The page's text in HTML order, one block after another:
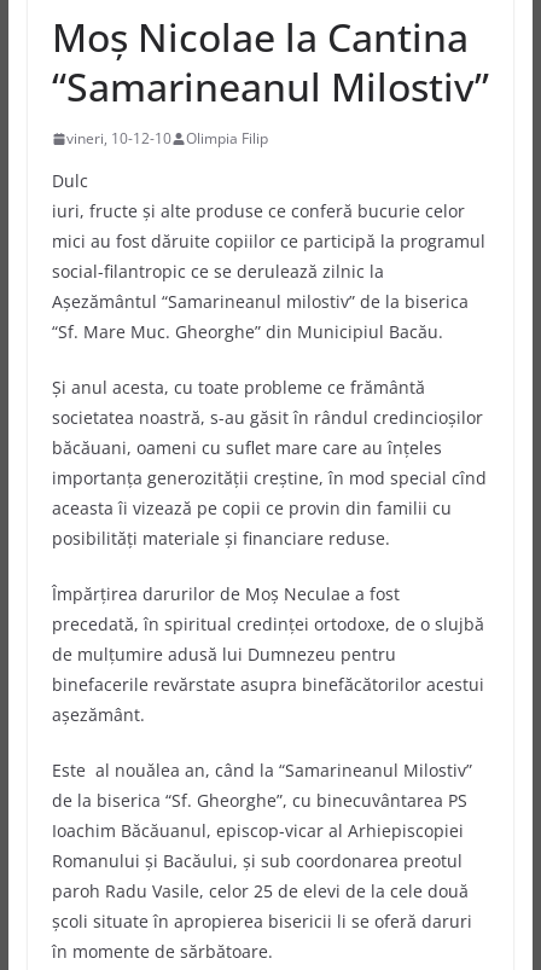
Moş Nicolae la Cantina
“Samarineanul Milostiv”
vineri, 10-12-10 Olimpia Filip
Dulc
iuri, fructe şi alte produse ce conferă bucurie celor
mici au fost dăruite copiilor ce participă la programul
social-filantropic ce se derulează zilnic la
Aşezământul “Samarineanul milostiv” de la biserica
“Sf. Mare Muc. Gheorghe” din Municipiul Bacău.
Şi anul acesta, cu toate probleme ce frământă
societatea noastră, s-au găsit în rândul credincioşilor
băcăuani, oameni cu suflet mare care au înţeles
importanţa generozităţii creştine, în mod special cînd
aceasta îi vizează pe copii ce provin din familii cu
posibilităţi materiale şi financiare reduse.
Împărţirea darurilor de Moş Neculae a fost
precedată, în spiritual credinţei ortodoxe, de o slujbă
de mulţumire adusă lui Dumnezeu pentru
binefacerile revărstate asupra binefăcătorilor acestui
aşezământ.
Este al nouălea an, când la “Samarineanul Milostiv”
de la biserica “Sf. Gheorghe”, cu binecuvântarea PS
Ioachim Băcăuanul, episcop-vicar al Arhiepiscopiei
Romanului şi Bacăului, şi sub coordonarea preotul
paroh Radu Vasile, celor 25 de elevi de la cele două
şcoli situate în apropierea bisericii li se oferă daruri
în momente de sărbătoare.